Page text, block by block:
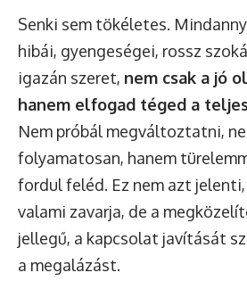
Senki sem tökéletes.
hibái, gyengeségei, rossz
igazán szeret, nem csak a jó
hanem elfogad téged a
Nem próbál megváltoztatni,
folyamatosan, hanem
fordul feléd. Ez nem azt
valami zavarja, de a
jellegű, a kapcsolat javítását
a megalázást.